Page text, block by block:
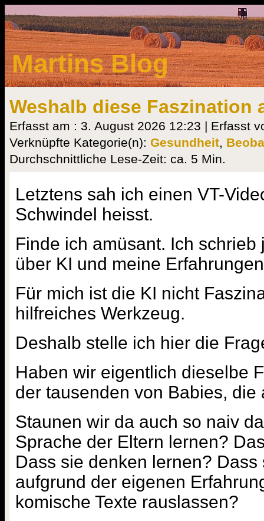
Martins Blog
Weshalb diese Faszination
Erfasst am : 3. August 2026 12:23 | Erfasst
Verknüpfte Kategorie(n): Gesundheit,
Durchschnittliche Lese-Zeit: ca. 5 Min.
Letztens sah ich einen VT-
Schwindel heisst.
Finde ich amüsant. Ich
über KI und meine
Für mich ist die KI nicht
hilfreiches Werkzeug.
Deshalb stelle ich hier die
Haben wir eigentlich dieselbe
der tausenden von Babies, die
Staunen wir da auch so naiv
Sprache der Eltern lernen?
Dass sie denken lernen? Dass
aufgrund der eigenen
komische Texte rauslassen?